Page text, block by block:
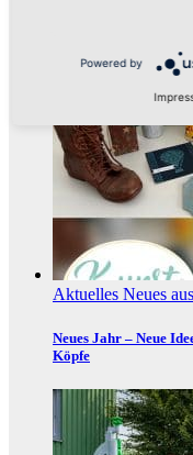
Aktuelles Neues
Neues Jahr – Neue
Köpfe
Powered by